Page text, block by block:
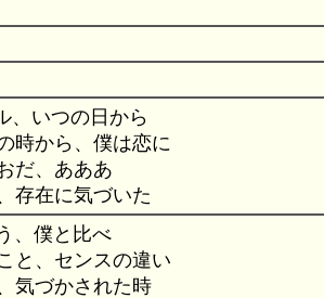
、いつの日から
時から、僕は恋に
だ、あああ
存在に気づいた
、僕と比べ
と、センスの違い
気づかされた時